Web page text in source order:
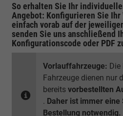
So erhalten Sie Ihr
Angebot: Konfigurieren Sie Ihr
einfach vorab auf der
senden Sie uns anschließend
Konfigurationscode oder PDF
Vorlauffahrzeuge: Die
Fahrzeuge dienen nur
bereits vorbestellten
. Daher ist immer
Bestellung